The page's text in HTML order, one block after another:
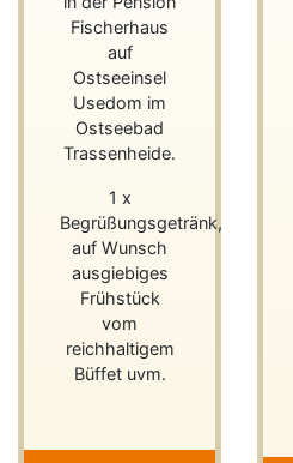
Fischerhaus
auf
Ostseeinsel
Usedom im
Ostseebad
Trassenheide.
1 x
Begrüßungsgetränk,
auf Wunsch
ausgiebiges
Frühstück
vom
reichhaltigem
Büffet uvm.